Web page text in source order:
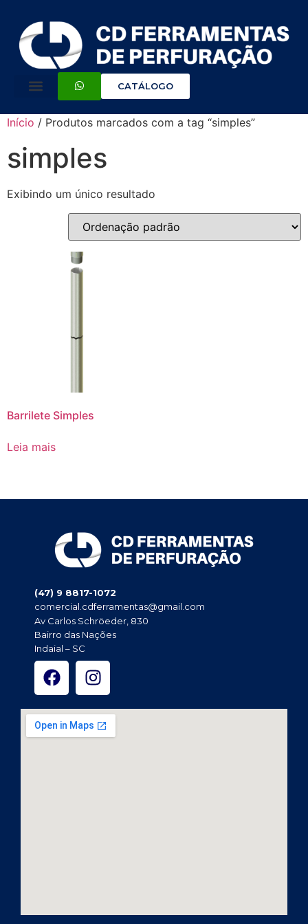
CATÁLOGO
Início / Produtos marcados com a tag “simples”
simples
Exibindo um único resultado
Barrilete Simples
Leia mais
(47) 9 8817-1072
comercial.cdferramentas@gmail.com
Av Carlos Schröeder, 830
Bairro das Nações
Indaial – SC